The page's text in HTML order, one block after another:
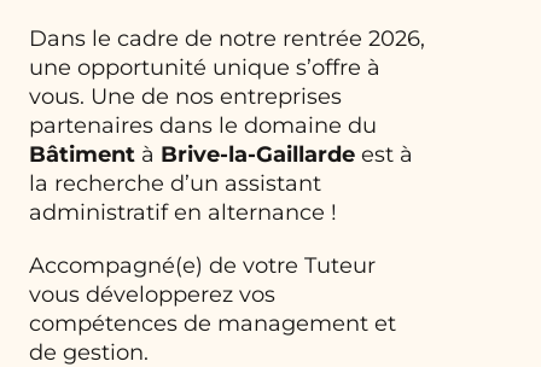
Dans le cadre de notre rentrée 2026,
une opportunité unique s’offre à
vous. Une de nos entreprises
partenaires dans le domaine du
Bâtiment à Brive-la-Gaillarde est à
la recherche d’un assistant
administratif en alternance !
Accompagné(e) de votre Tuteur
vous développerez vos
compétences de management et
de gestion.